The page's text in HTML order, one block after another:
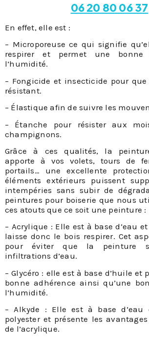
06 20 80 06 37
En effet, elle est :
– Microporeuse ce qui signifie
respirer et permet une bonne
l’humidité.
– Fongicide et insecticide pour
résistant.
– Élastique afin de suivre les
– Étanche pour résister aux
champignons.
Grâce à ces qualités, la
apporte à vos volets, tours de
portails… une excellente
éléments extérieurs puissent
intempéries sans subir de
peintures pour boiserie que nous
ces atouts que ce soit une peinture :
– Acrylique : Elle est à base d’eau
laisse donc le bois respirer. Cet
pour éviter que la peinture
infiltrations d’eau.
– Glycéro : elle est à base d’huile et
bonne adhérence ainsi qu’une
l’humidité.
– Alkyde : Elle est à base d’eau
polyester et présente les
de l’acrylique.